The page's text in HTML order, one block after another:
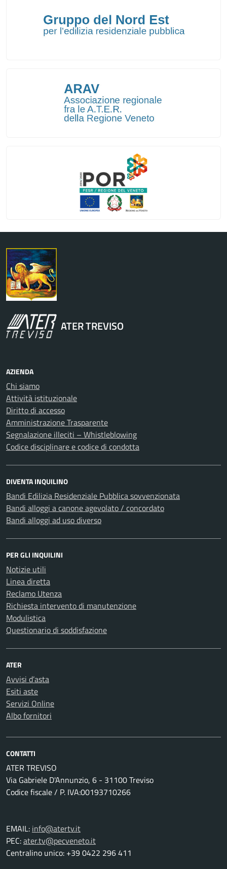
Regione Veneto
ATER TREVISO
AZIENDA
Chi siamo
Attività istituzionale
Diritto di accesso
Amministrazione Trasparente
Segnalazione illeciti – Whistleblowing
Codice disciplinare e codice di condotta
DIVENTA INQUILINO
Bandi Edilizia Residenziale Pubblica sovvenzionata
Bandi alloggi a canone agevolato / concordato
Bandi alloggi ad uso diverso
PER GLI INQUILINI
Notizie utili
Linea diretta
Reclamo Utenza
Richiesta intervento di manutenzione
Modulistica
Questionario di soddisfazione
ATER
Avvisi d’asta
Esiti aste
Servizi Online
Albo fornitori
CONTATTI
ATER TREVISO
Via Gabriele D'Annunzio, 6 - 31100 Treviso
Codice fiscale / P. IVA:00193710266
EMAIL: info@atertv.it
PEC:ater.tv@pecveneto.it
Centralino unico: +39 0422 296 411